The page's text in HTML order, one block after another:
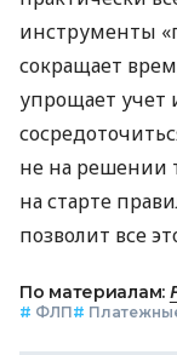
инструменты
сокращает
упрощает учет
не на решении
на старте
позволит все
По материалам:
# ФЛП#